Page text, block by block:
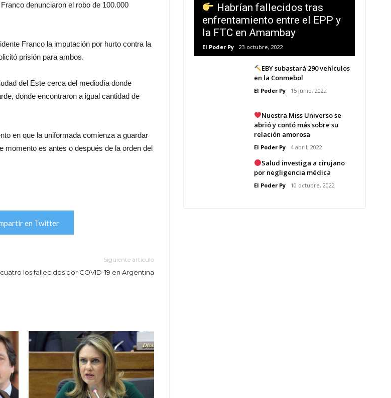
denunciaron el robo de 100.000
Franco la imputación por hurto contra la
prisión para ambos.
del Este cerca del mediodía donde
donde encontraron a igual cantidad de
en que la uniformada comienza a guardar
momento es antes o después de la orden del
en Twitter
Siguiente artículo
los fallecidos por COVID-19 en Argentina
Habrían fallecidos tras
enfrentamiento entre el EPP y
la FTC en Amambay
El Poder Py 23 octubre, 2022
EBY subastará 290 vehículos
en la Conmebol
El Poder Py 15 junio, 2022
Nuestra Miss Universo se
abrió y contó más sobre su
relación amorosa
El Poder Py 4 abril, 2022
Salud investiga a cirujano
por negligencia médica
El Poder Py 10 octubre, 2022